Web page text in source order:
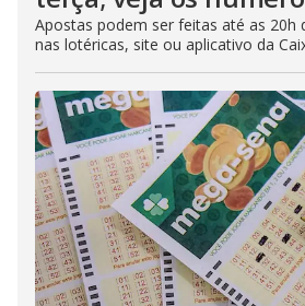
Apostas podem ser feitas até as 20h
nas lotéricas, site ou aplicativo da